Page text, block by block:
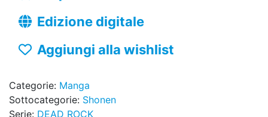
Edizione digitale
Aggiungi alla wishlist
Categorie: Manga
Sottocategorie: Shonen
Serie: DEAD ROCK